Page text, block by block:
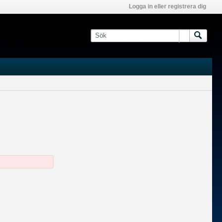
Logga in eller registrera dig